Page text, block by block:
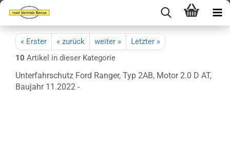
« Erster « zurück weiter »
Letzter »
10 Artikel in dieser Kategorie
Unterfahrschutz Ford Ranger, Typ 2AB, Motor 2.0 D AT,
Baujahr 11.2022 -